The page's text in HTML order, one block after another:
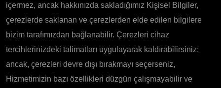
içermez, ancak hakkınızda sakladığımız Kişisel Bilgiler,
çerezlerde saklanan ve çerezlerden elde edilen bilgilere
bizim tarafımızdan bağlanabilir. Çerezleri cihaz
tercihlerinizdeki talimatları uygulayarak kaldırabilirsiniz;
ancak, çerezleri devre dışı bırakmayı seçerseniz,
Hizmetimizin bazı özellikleri düzgün çalışmayabilir ve